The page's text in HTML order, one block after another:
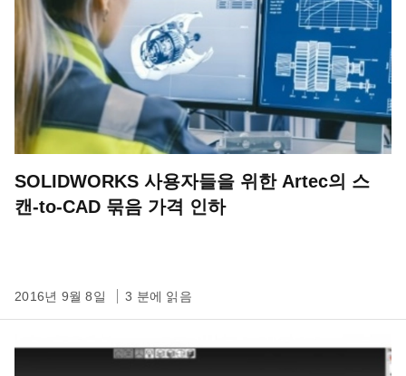
SOLIDWORKS 사용자들을 위한 Artec의 스
캔-to-CAD 묶음 가격 인하
2016년 9월 8일 3 분에 읽음